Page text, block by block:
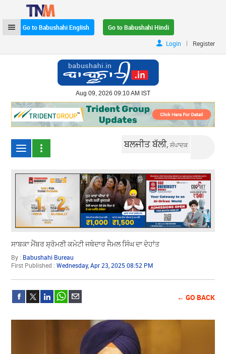
Go to Babushahi English
Go to Babushahi Hindi
Login
| Register
Aug 09, 2026 09:10 AM IST
ਬਲਜੀਤ ਬੱਲੀ,ਸੰਪਾਦਕ
ਸਾਬਕਾ ਮੈਂਬਰ ਸ਼੍ਰੋਮਣੀ ਕਮੇਟੀ ਜਥੇਦਾਰ ਜੈਮਲ ਸਿੰਘ ਦਾ ਦੇਹਾਂਤ
By : Babushahi Bureau
First Published :Wednesday, Apr 23, 2025 08:52 PM
← GO BACK